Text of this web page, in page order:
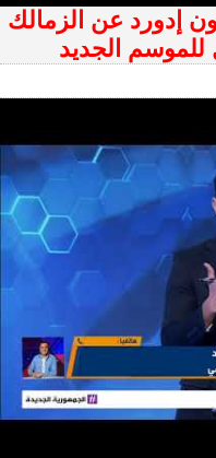
إدورد عن الزمالك
الجديد